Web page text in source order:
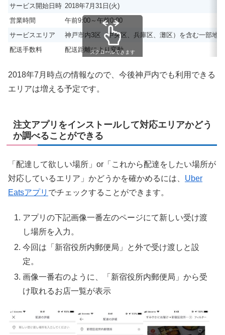
サービス開始日時 2018年7月31日(火)
営業時間
午前9:00～午前0:00
サービスエリア
神戸市内3区（中央区、兵庫区、灘区）を含む一部地域
配送手数料
配送距離により変動
スクロールできます
2018年7月時点の情報なので、今後神戸内でも利用できる
エリアは増える予定です。
注文アプリをインストールして対応エリアかどう
か調べることができる
「配達して欲しい場所」or「これから配達をしたい場所が
対応しているエリア」かどうかを確かめるには、 Uber
Eatsアプリ でチェックすることができます。
アプリの下記画像一番左のページにて新しい受け渡
し場所を入力。
今回は「新宿役所内郵便局」と外で受け渡しと設
定。
画像一番右のように、「新宿役所内郵便局」から受
け取れるお店一覧が表示